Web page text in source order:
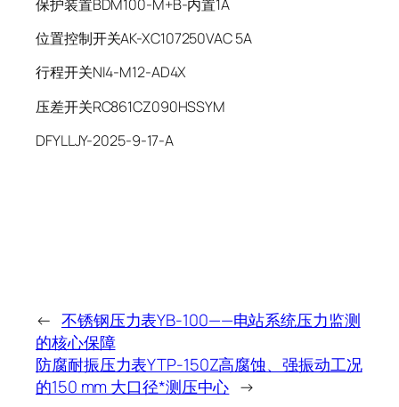
保护装置BDM100-M+B-内置1A
位置控制开关AK-XC107250VAC 5A
行程开关NI4-M12-AD4X
压差开关RC861CZ090HSSYM
DFYLLJY-2025-9-17-A
← 不锈钢压力表YB-100——电站系统压力监测
的核心保障
防腐耐振压力表YTP-150Z高腐蚀、强振动工况
的150 mm 大口径*测压中心 →